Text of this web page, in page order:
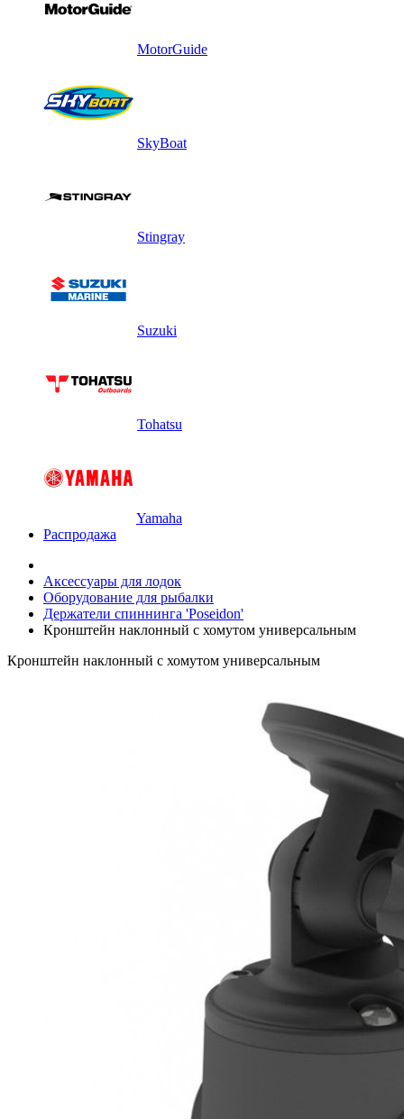
MotorGuide
SkyBoat
Stingray
Suzuki
Tohatsu
Yamaha
Распродажа
Аксессуары для лодок
Оборудование для рыбалки
Держатели спиннинга 'Poseidon'
Кронштейн наклонный с хомутом универсальным
Кронштейн наклонный с хомутом универсальным